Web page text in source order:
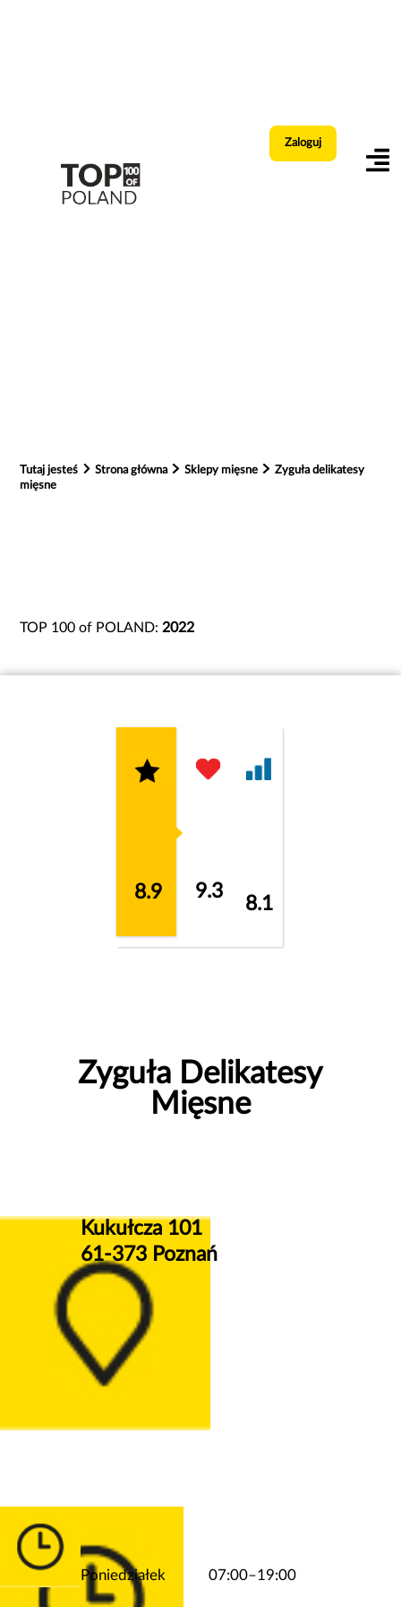
Zaloguj
Tutaj jesteś Strona główna Sklepy mięsne
Zyguła delikatesy
mięsne
TOP 100 of POLAND: 2022
8.9 9.3
8.1
Zyguła Delikatesy
Mięsne
Kukułcza 101
61-373 Poznań
Poniedziałek 07:00–19:00